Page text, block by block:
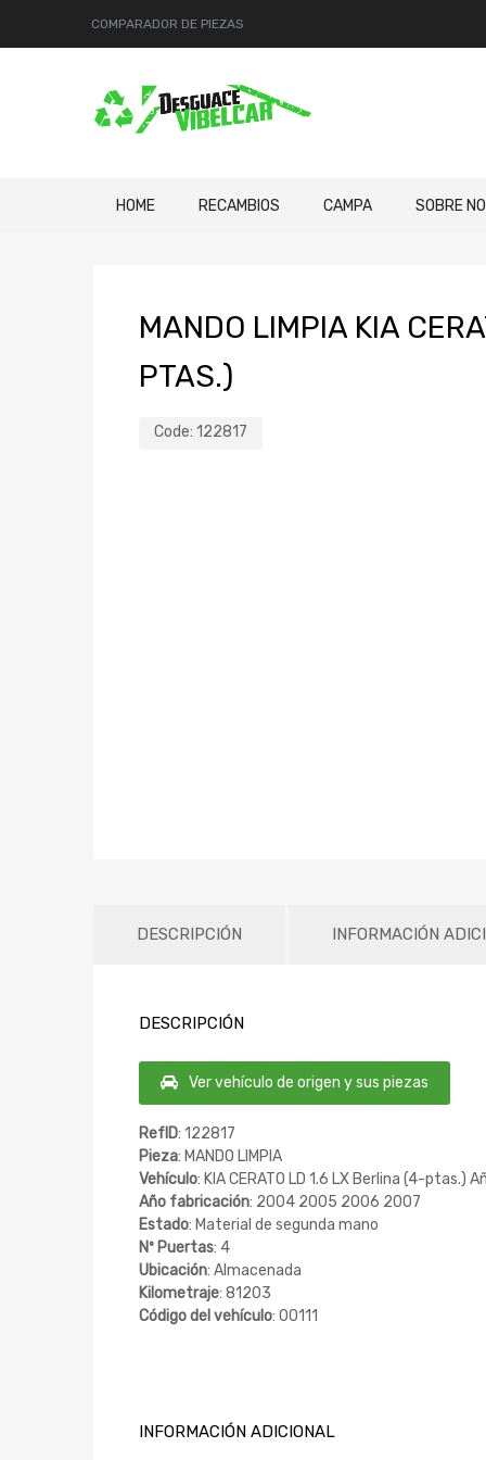
COMPARADOR DE PIEZAS
HOME RECAMBIOS CAMPA SOBRE
MANDO LIMPIA KIA
PTAS.)
Code: 122817
DESCRIPCIÓN INFORMACIÓN
DESCRIPCIÓN
Ver vehículo de origen y sus piezas
RefID: 122817
Pieza: MANDO LIMPIA
Vehículo: KIA CERATO LD 1.6 LX Berlina (4-ptas.)
Año fabricación: 2004 2005 2006 2007
Estado: Material de segunda mano
Nº Puertas: 4
Ubicación: Almacenada
Kilometraje: 81203
Código del vehículo: 00111
INFORMACIÓN ADICIONAL